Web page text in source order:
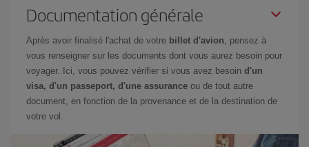
Documentation générale
Après avoir finalisé l'achat de votre billet d'avion, pensez à
vous renseigner sur les documents dont vous aurez besoin pour
voyager. Ici, vous pouvez vérifier si vous avez besoin d'un
visa, d'un passeport, d'une assurance ou de tout autre
document, en fonction de la provenance et de la destination de
votre vol.